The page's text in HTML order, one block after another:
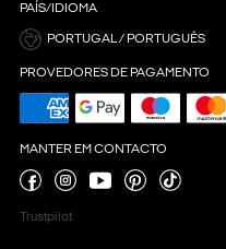
PAÍS/IDIOMA
PORTUGAL / PORTUGUÊS
PROVEDORES DE PAGAMENTO
MANTER EM CONTACTO
Trustpilot